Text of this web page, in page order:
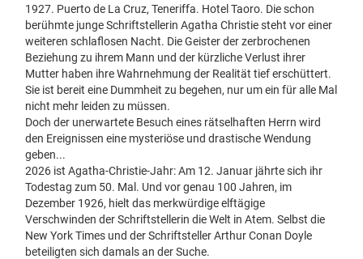
1927. Puerto de La Cruz, Teneriffa. Hotel Taoro. Die schon
berühmte junge Schriftstellerin Agatha Christie steht vor einer
weiteren schlaflosen Nacht. Die Geister der zerbrochenen
Beziehung zu ihrem Mann und der kürzliche Verlust ihrer
Mutter haben ihre Wahrnehmung der Realität tief erschüttert.
Sie ist bereit eine Dummheit zu begehen, nur um ein für alle Mal
nicht mehr leiden zu müssen.
Doch der unerwartete Besuch eines rätselhaften Herrn wird
den Ereignissen eine mysteriöse und drastische Wendung
geben...
2026 ist Agatha-Christie-Jahr: Am 12. Januar jährte sich ihr
Todestag zum 50. Mal. Und vor genau 100 Jahren, im
Dezember 1926, hielt das merkwürdige elftägige
Verschwinden der Schriftstellerin die Welt in Atem. Selbst die
New York Times und der Schriftsteller Arthur Conan Doyle
beteiligten sich damals an der Suche.